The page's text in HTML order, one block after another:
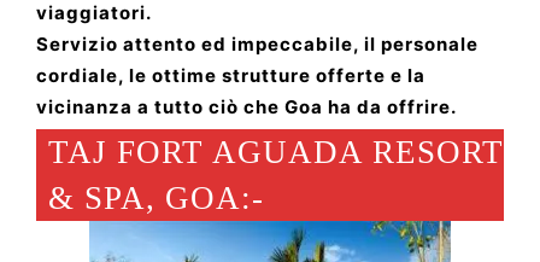
viaggiatori.
Servizio attento ed impeccabile, il personale
cordiale, le ottime strutture offerte e la
vicinanza a tutto ciò che Goa ha da offrire.
TAJ FORT AGUADA RESORT
& SPA, GOA:-